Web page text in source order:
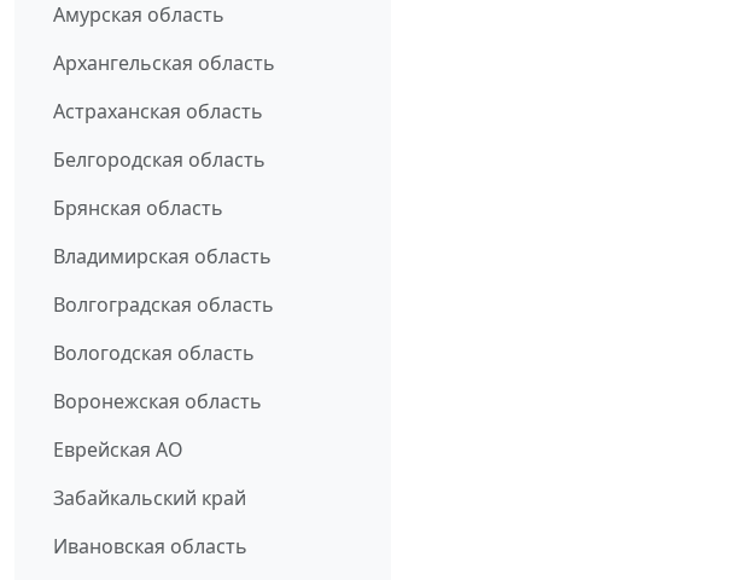
Амурская область
Архангельская область
Астраханская область
Белгородская область
Брянская область
Владимирская область
Волгоградская область
Вологодская область
Воронежская область
Еврейская АО
Забайкальский край
Ивановская область